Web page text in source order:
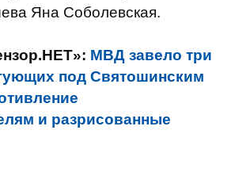
Яна Соболевская.
МВД завело три
под Святошинским
и разрисованные